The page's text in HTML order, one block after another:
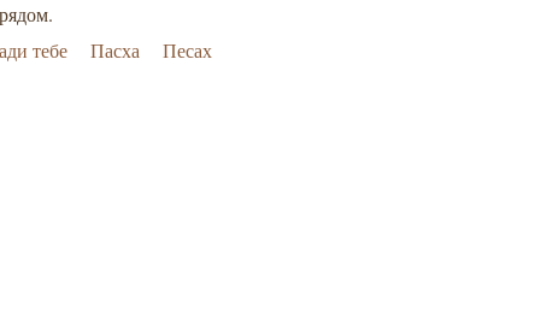
тебе
Пасха Песах